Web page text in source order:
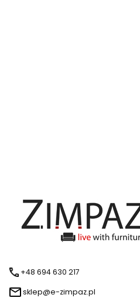
+48 694 630 217
sklep@e-zimpaz.pl